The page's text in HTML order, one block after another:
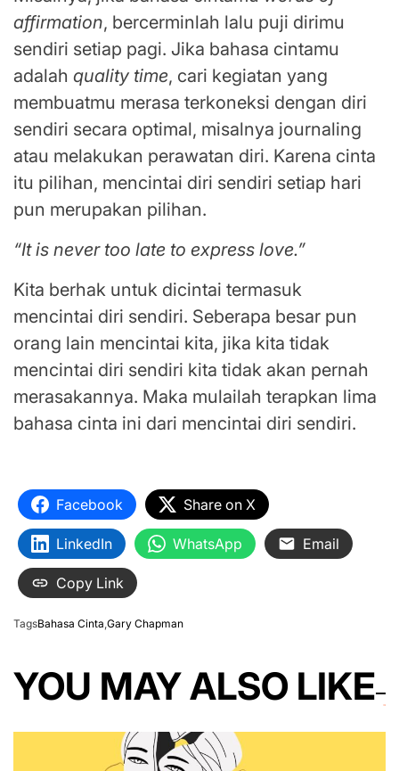
affirmation, bercerminlah lalu puji dirimu
sendiri setiap pagi. Jika bahasa cintamu
adalah quality time, cari kegiatan yang
membuatmu merasa terkoneksi dengan diri
sendiri secara optimal, misalnya journaling
atau melakukan perawatan diri. Karena cinta
itu pilihan, mencintai diri sendiri setiap hari
pun merupakan pilihan.
“It is never too late to express love.”
Kita berhak untuk dicintai termasuk
mencintai diri sendiri. Seberapa besar pun
orang lain mencintai kita, jika kita tidak
mencintai diri sendiri kita tidak akan pernah
merasakannya. Maka mulailah terapkan lima
bahasa cinta ini dari mencintai diri sendiri.
Facebook Share on X
LinkedIn WhatsApp Email
Copy Link
TagsBahasa Cinta,Gary Chapman
YOU MAY ALSO LIKE